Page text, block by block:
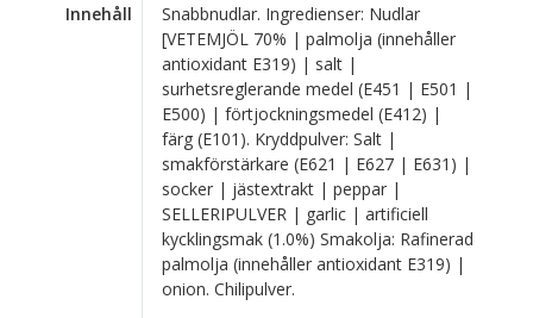
Innehåll
Snabbnudlar. Ingredienser: Nudlar
[VETEMJÖL 70% | palmolja (innehåller
antioxidant E319) | salt |
surhetsreglerande medel (E451 | E501 |
E500) | förtjockningsmedel (E412) |
färg (E101). Kryddpulver: Salt |
smakförstärkare (E621 | E627 | E631) |
socker | jästextrakt | peppar |
SELLERIPULVER | garlic | artificiell
kycklingsmak (1.0%) Smakolja: Rafinerad
palmolja (innehåller antioxidant E319) |
onion. Chilipulver.